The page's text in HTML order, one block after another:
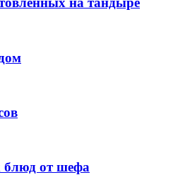
блюд от шефа